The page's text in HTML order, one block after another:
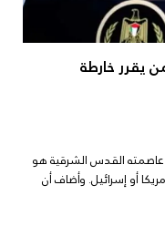
يقرر خارطة
عاصمته القدس الشرقية هو
أو إسرائيل. وأضاف أن